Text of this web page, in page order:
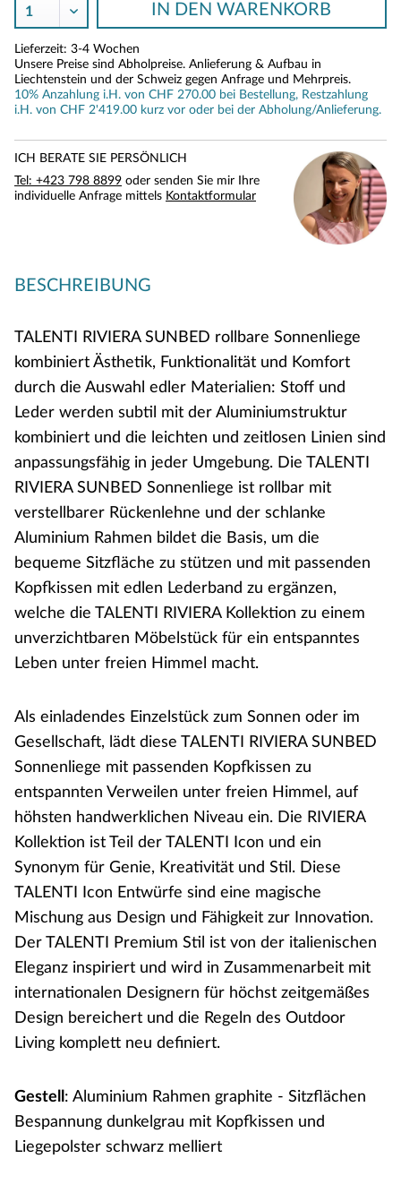
IN DEN WARENKORB
Lieferzeit: 3-4 Wochen
Unsere Preise sind Abholpreise. Anlieferung & Aufbau in
Liechtenstein und der Schweiz gegen Anfrage und Mehrpreis.
10% Anzahlung i.H. von CHF 270.00 bei Bestellung, Restzahlung
i.H. von CHF 2'419.00 kurz vor oder bei der Abholung/Anlieferung.
ICH BERATE SIE PERSÖNLICH
Tel: +423 798 8899 oder senden Sie mir Ihre
individuelle Anfrage mittels Kontaktformular
BESCHREIBUNG
TALENTI RIVIERA SUNBED rollbare Sonnenliege
kombiniert Ästhetik, Funktionalität und Komfort
durch die Auswahl edler Materialien: Stoff und
Leder werden subtil mit der Aluminiumstruktur
kombiniert und die leichten und zeitlosen Linien sind
anpassungsfähig in jeder Umgebung. Die TALENTI
RIVIERA SUNBED Sonnenliege ist rollbar mit
verstellbarer Rückenlehne und der schlanke
Aluminium Rahmen bildet die Basis, um die
bequeme Sitzfläche zu stützen und mit passenden
Kopfkissen mit edlen Lederband zu ergänzen,
welche die TALENTI RIVIERA Kollektion zu einem
unverzichtbaren Möbelstück für ein entspanntes
Leben unter freien Himmel macht.
Als einladendes Einzelstück zum Sonnen oder im
Gesellschaft, lädt diese TALENTI RIVIERA SUNBED
Sonnenliege mit passenden Kopfkissen zu
entspannten Verweilen unter freien Himmel, auf
höhsten handwerklichen Niveau ein. Die RIVIERA
Kollektion ist Teil der TALENTI Icon und ein
Synonym für Genie, Kreativität und Stil. Diese
TALENTI Icon Entwürfe sind eine magische
Mischung aus Design und Fähigkeit zur Innovation.
Der TALENTI Premium Stil ist von der italienischen
Eleganz inspiriert und wird in Zusammenarbeit mit
internationalen Designern für höchst zeitgemäßes
Design bereichert und die Regeln des Outdoor
Living komplett neu definiert.
Gestell : Aluminium Rahmen graphite - Sitzflächen
Bespannung dunkelgrau mit Kopfkissen und
Liegepolster schwarz melliert